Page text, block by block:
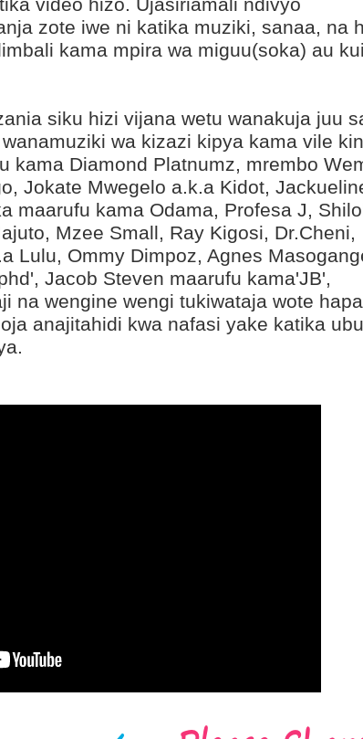
zote iwe ni katika muziki, sanaa, na
kama mpira wa miguu(soka) au
siku hizi vijana wetu wanakuja juu
wa kizazi kipya kama vile
kama Diamond Platnumz, mrembo
Jokate Mwegelo a.k.a Kidot,
maarufu kama Odama, Profesa J,
Mzee Small, Ray Kigosi, Dr.Cheni,
Lulu, Ommy Dimpoz, Agnes
Jacob Steven maarufu kama'JB',
na wengine wengi tukiwataja wote hapa
anajitahidi kwa nafasi yake katika